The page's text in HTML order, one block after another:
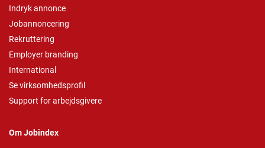
Indryk annonce
Jobannoncering
Rekruttering
Employer branding
International
Se virksomhedsprofil
Support for arbejdsgivere
Om Jobindex